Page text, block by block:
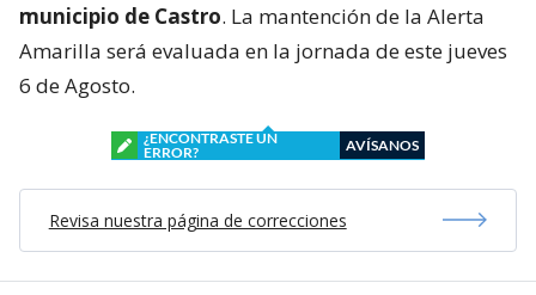
municipio de Castro. La mantención de la Alerta
Amarilla será evaluada en la jornada de este jueves
6 de Agosto.
¿ENCONTRASTE UN
ERROR?
AVÍSANOS
Revisa nuestra página de correcciones